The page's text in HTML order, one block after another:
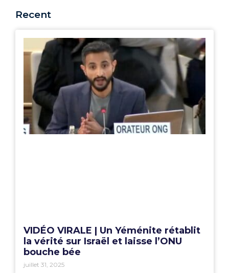
Recent
VIDÉO VIRALE | Un Yéménite rétablit
la vérité sur Israël et laisse l’ONU
bouche bée
juillet 31, 2025